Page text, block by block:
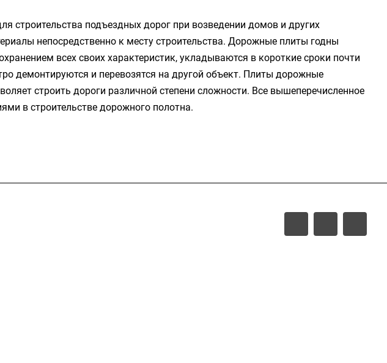
строительства подъездных дорог при возведении домов и других
непосредственно к месту строительства. Дорожные плиты годны
всех своих характеристик, укладываются в короткие сроки почти
демонтируются и перевозятся на другой объект. Плиты дорожные
строить дороги различной степени сложности. Все вышеперечисленное
в строительстве дорожного полотна.